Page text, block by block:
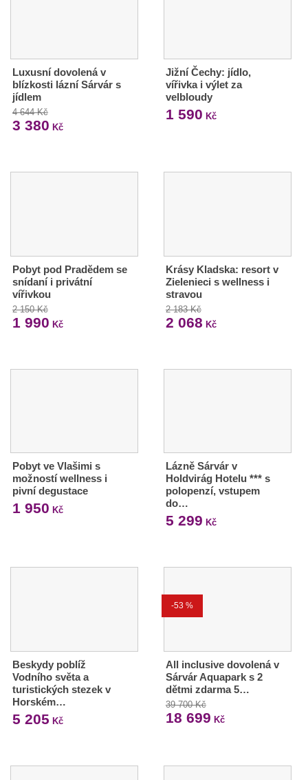
Luxusní dovolená v
blízkosti lázní Sárvár s
jídlem
4 644 Kč
3 380 Kč
Jižní Čechy: jídlo,
vířivka i výlet za
velbloudy
1 590 Kč
Pobyt pod Pradědem se
snídaní i privátní
vířivkou
2 150 Kč
1 990 Kč
Krásy Kladska: resort v
Zielenieci s wellness i
stravou
2 183 Kč
2 068 Kč
Pobyt ve Vlašimi s
možností wellness i
pivní degustace
1 950 Kč
Lázně Sárvár v
Holdvirág Hotelu *** s
polopenzí, vstupem
do…
5 299 Kč
Beskydy poblíž
Vodního světa a
turistických stezek v
Horském…
5 205 Kč
-53 %
All inclusive dovolená v
Sárvár Aquapark s 2
dětmi zdarma 5…
39 700 Kč
18 699 Kč